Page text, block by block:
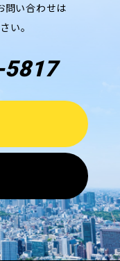
問い合わせは
い。